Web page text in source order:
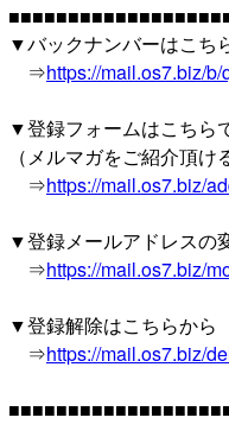
▼バックナンバーはこち
⇒https://mail.os7.biz/b/
▼登録フォームはこちら
（メルマガをご紹介頂け
⇒https://mail.os7.biz/
▼登録メールアドレスの
⇒https://mail.os7.biz/
▼登録解除はこちらから
⇒https://mail.os7.biz/